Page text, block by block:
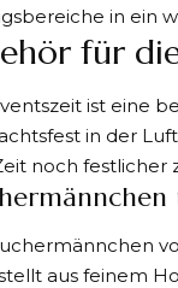
in ein
für
ist eine
in der
noch festlicher
aus feinem